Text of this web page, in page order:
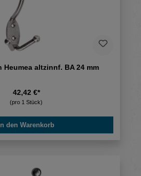
Format Haken Heumea altzinnf. BA 24 mm
42,42 €*
(pro 1 Stück)
In den Warenkorb